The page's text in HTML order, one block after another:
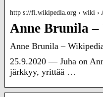
http s://fi.wikipedia.org › wiki ›
Anne Brunila
Anne Brunila –
25.9.2020 — Juha on
järkkyy, yrittää …